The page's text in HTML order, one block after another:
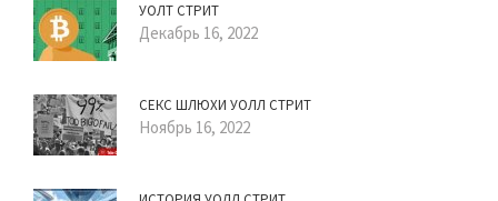
УОЛТ СТРИТ
Декабрь 16, 2022
СЕКС ШЛЮХИ УОЛЛ СТРИТ
Ноябрь 16, 2022